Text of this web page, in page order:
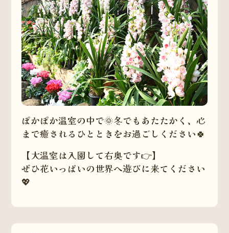
ぽかぽか温室の中で🌞冬でもあたたかく、心
まで癒されるひとときをお過ごしください🍀
【大温室は入園して右奥です👉】
ぜひ花いっぱいの世界へ遊びに来てください
💖